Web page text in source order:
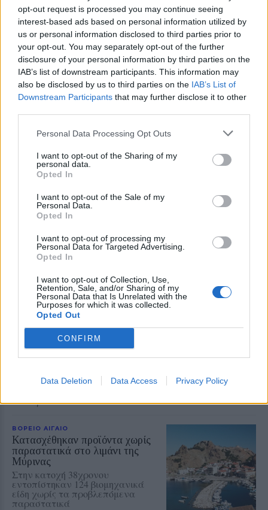
opt-out request is processed you may continue seeing
interest-based ads based on personal information utilized by
us or personal information disclosed to third parties prior to
your opt-out. You may separately opt-out of the further
disclosure of your personal information by third parties on the
IAB’s list of downstream participants. This information may
also be disclosed by us to third parties on the IAB’s List of
Downstream Participants that may further disclose it to other
Personal Data Processing Opt Outs
I want to opt-out of the Sharing of my
personal data.
Opted In
I want to opt-out of the Sale of my
Personal Data.
Opted In
I want to opt-out of processing my
Personal Data for Targeted Advertising.
Opted In
I want to opt-out of Collection, Use,
Retention, Sale, and/or Sharing of my
Personal Data that Is Unrelated with the
Purposes for which it was collected.
Opted Out
CONFIRM
Data Deletion Data Access Privacy Policy
τηλεφωνικών υποκλοπών
επιχειρεί να βάλει και πάλι ο
Άρειος Πάγος. Κατηγορηματικό
«όχι» του εισαγγελέα του
Ανωτάτου Δικαστηρίου στην
ανάσυρση από το αρχείο της πιο
σκοτεινής υπόθεσης των
τηλεφωνικών υποκλοπών
ΕΛΛΑΔΑ
Στα 633 ευρώ η μέση σύνταξη
ΚΟΣΜΟΣ
Οριακή κάμψη του πληθωρισμού
Συνεχίζεται η υποχώρηση της
Τουρκικής λίρας έναντι του Ευρώ
ΕΛΛΑΔΑ
Δεύτερη εμπλοκή κάβου στο
«Νήσος Ρόδος» μέσα σε δύο
μήνες
Μετά το περιστατικό της
συμβάν καταγράφηκε κατά την
του Ηρακλείου
ΒΟΡΕΙΟ ΑΙΓΑΙΟ
Κατασχέθηκαν προϊόντα χωρίς
παραστατικά στο λιμάνι της
Μύρινας
Στην κατοχή 38χρονου
εντοπίστηκαν 124 βιομηχανικά
είδη χωρίς τα προβλεπόμενα
παραστατικά